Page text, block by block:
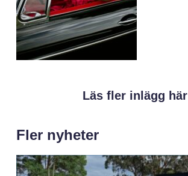
Läs fler inlägg här
Fler nyheter